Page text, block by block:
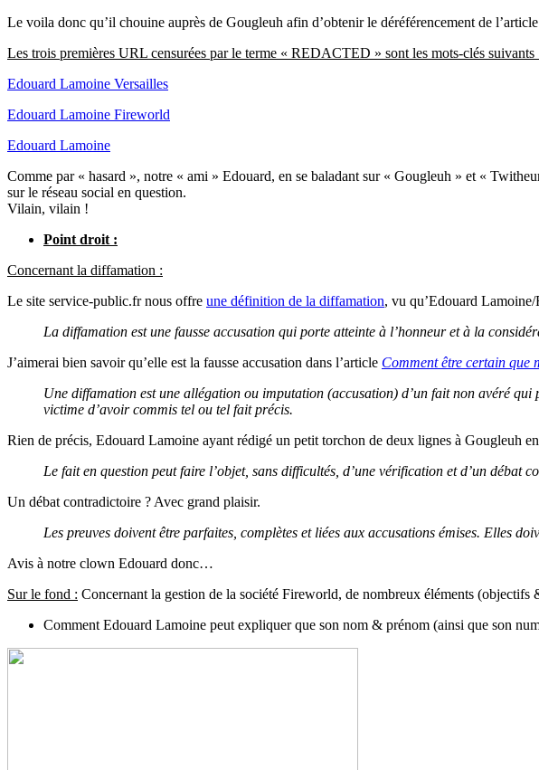
Le voila donc qu’il chouine auprès de Gougleuh afin d’obtenir le déréférencement de
Les trois premières URL censurées par le terme « REDACTED » sont les mots-clés suivants
Edouard Lamoine Versailles
Edouard Lamoine Fireworld
Edouard Lamoine
Comme par « hasard », notre « ami » Edouard, en se baladant sur « Gougleuh » et «
sur le réseau social en question.
Vilain, vilain !
Point droit :
Concernant la diffamation :
Le site service-public.fr nous offre une définition de la diffamation, vu qu’Edouard
La diffamation est une fausse accusation qui porte atteinte à l’honneur et à la
J’aimerai bien savoir qu’elle est la fausse accusation dans l’article Comment être certain que
Une diffamation est une allégation ou imputation (accusation) d’un fait non avéré qui
victime d’avoir commis tel ou tel fait précis.
Rien de précis, Edouard Lamoine ayant rédigé un petit torchon de deux lignes à Gougleuh
Le fait en question peut faire l’objet, sans difficultés, d’une vérification et d’un débat
Un débat contradictoire ? Avec grand plaisir.
Les preuves doivent être parfaites, complètes et liées aux accusations émises. Elles
Avis à notre clown Edouard donc…
Sur le fond : Concernant la gestion de la société Fireworld, de nombreux éléments (objectifs
Comment Edouard Lamoine peut expliquer que son nom & prénom (ainsi que son